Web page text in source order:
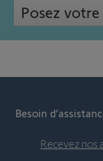
Posez
Besoin
Recevez nos